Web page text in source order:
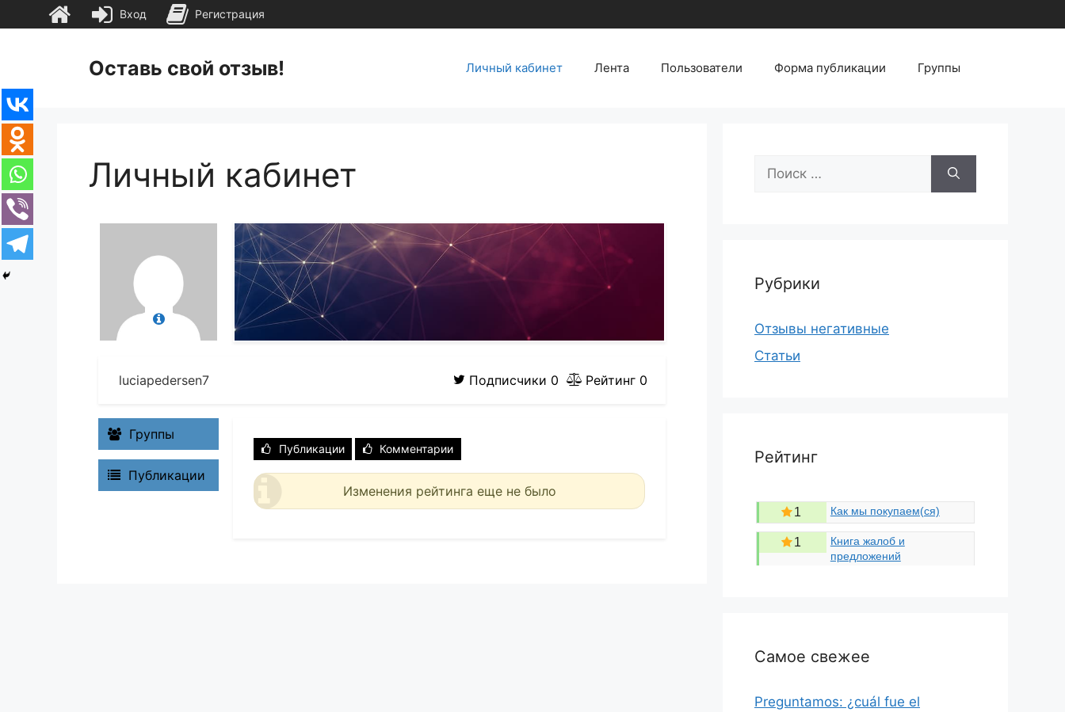
содержимомуОставь свой отзыв! Личный кабинет Лента Пользователи Форма публикации Группы
Личный кабинет
luciapedersen7 Подписчики 0 Рейтинг 0
Группы
Публикации
Публикации Комментарии
Изменения рейтинга еще не было
Поиск:
Рубрики
Отзывы негативные
Статьи
Рейтинг
1 Как мы покупаем(ся)
1
Книга жалоб и
предложений
Самое свежее
Preguntamos: ¿cuál fue el
Вход Регистрация